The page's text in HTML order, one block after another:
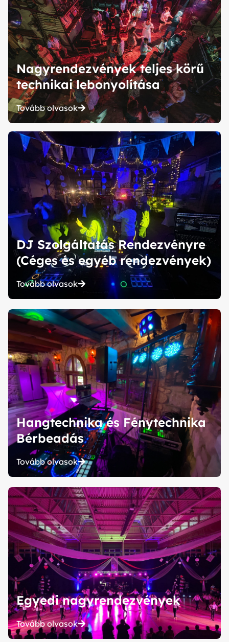
Nagyrendezvények teljes körű
technikai lebonyolítása
Tovább olvasok
DJ Szolgáltatás Rendezvényre
(Céges és egyéb rendezvények)
Tovább olvasok
Hangtechnika és Fénytechnika
Bérbeadás
Tovább olvasok
Egyedi nagyrendezvények
Tovább olvasok